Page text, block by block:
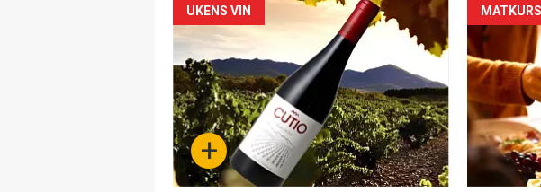
Forsiden
akkurat
nå
-
4 +
UKENS VIN
nå
-
5